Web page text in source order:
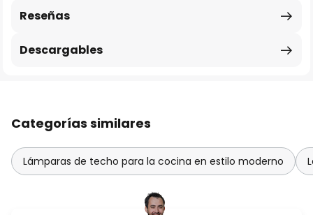
Reseñas
Descargables
Categorías similares
Lámparas de techo para la cocina en estilo moderno